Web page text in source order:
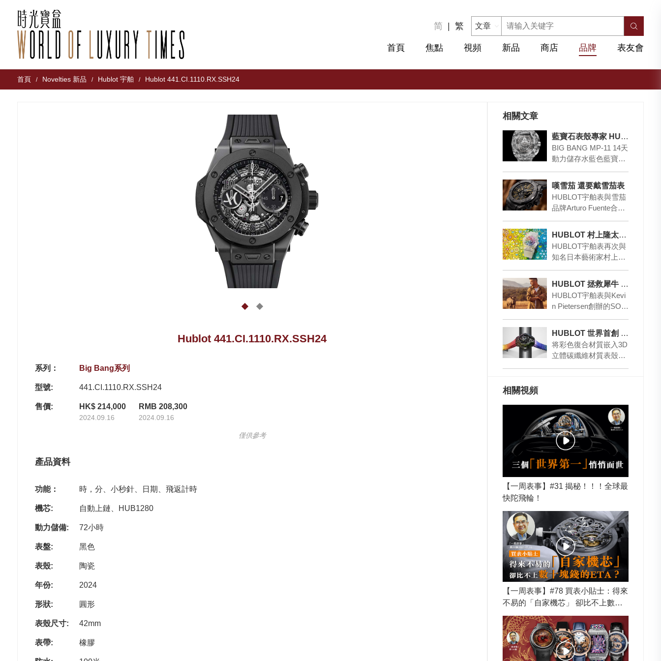
简 | 繁
首頁 焦點 視頻 新品 商店 品牌 表友會
首頁 / Novelties 新品 / Hublot 宇舶 / Hublot 441.CI.1110.RX.SSH24
Hublot 441.CI.1110.RX.SSH24
系列： Big Bang系列
型號: 441.CI.1110.RX.SSH24
售價: HK$ 214,000
2024.09.16
RMB 208,300
2024.09.16
僅供參考
產品資料
功能： 時，分、小秒針、日期、飛返計時
機芯: 自動上鏈、HUB1280
動力儲備: 72小時
表盤: 黑色
表殼: 陶瓷
年份: 2024
形狀: 圓形
表殼尺寸: 42mm
表帶: 橡膠
相關文章
藍寶石表殼專家 HUBLOT 宇舶表
BIG BANG MP-11 14天
動力儲存水藍色藍寶石
推出的…
嘆雪茄 還要戴雪茄表
HUBLOT宇舶表與雪茄
品牌Arturo Fuente合作
HUBLOT 村上隆太陽花X藍寶石彩虹腕表
HUBLOT宇舶表再次與
知名日本藝術家村上隆
第二款合作腕表——經
典融合系列村上隆…
HUBLOT 拯救犀牛 阻止盜獵
HUBLOT宇舶表與Kevi
n Pietersen創辦的SOR
HUBLOT 世界首創 碳纖維「畫」出彩虹
将彩色復合材質嵌入3D
立體碳纖維材質表殼，
相關視頻
【一周表事】#31 揭秘！！！全球最
快陀飛輪！
【一周表事】#78 買表小貼士：得來
不易的「自家機芯」 卻比不上數十
塊錢的ETA？